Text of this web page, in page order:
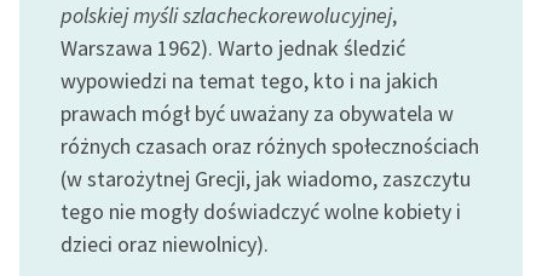
skandynawskiej literatury
feministycznej
Ręce pełne poezji
Kolekcje edukacyjne
twórców przechodzących
do domeny publicznej,
lektur szkolnych oraz
polskiej myśli szlacheckorewolucyjnej,
Warszawa 1962). Warto jednak śledzić
wypowiedzi na temat tego, kto i na jakich
prawach mógł być uważany za obywatela w
różnych czasach oraz różnych społecznościach
(w starożytnej Grecji, jak wiadomo, zaszczytu
tego nie mogły doświadczyć wolne kobiety i
dzieci oraz niewolnicy).